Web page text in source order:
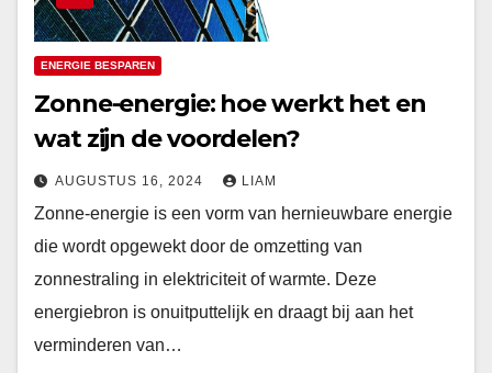
ENERGIE BESPAREN
Zonne-energie: hoe werkt het en
wat zijn de voordelen?
AUGUSTUS 16, 2024 LIAM
Zonne-energie is een vorm van hernieuwbare energie
die wordt opgewekt door de omzetting van
zonnestraling in elektriciteit of warmte. Deze
energiebron is onuitputtelijk en draagt bij aan het
verminderen van…